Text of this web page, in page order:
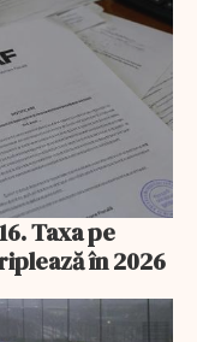
Taxa pe
în 2026